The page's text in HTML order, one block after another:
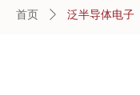
首页 ꄲ 泛半导体电子